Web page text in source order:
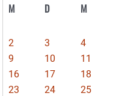
M D M
2
3 4
9
10 11
16
17 18
23
24 25